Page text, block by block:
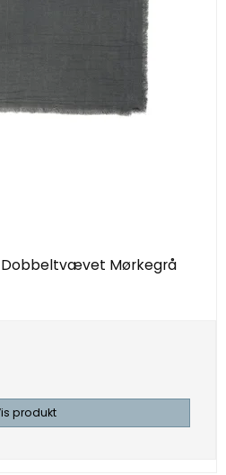
Dobbeltvævet Mørkegrå
produkt